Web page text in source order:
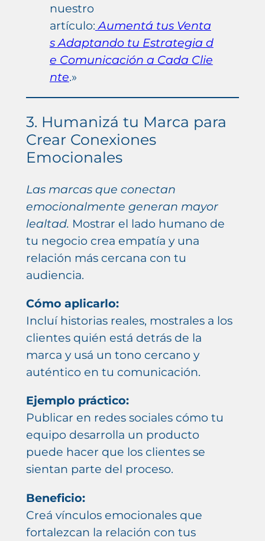
nuestro
artículo: Aumentá tus Venta
s Adaptando tu Estrategia d
e Comunicación a Cada Clie
nte.»
3. Humanizá tu Marca para
Crear Conexiones
Emocionales
Las marcas que conectan
emocionalmente generan mayor
lealtad. Mostrar el lado humano de
tu negocio crea empatía y una
relación más cercana con tu
audiencia.
Cómo aplicarlo:
Incluí historias reales, mostrales a los
clientes quién está detrás de la
marca y usá un tono cercano y
auténtico en tu comunicación.
Ejemplo práctico:
Publicar en redes sociales cómo tu
equipo desarrolla un producto
puede hacer que los clientes se
sientan parte del proceso.
Beneficio:
Creá vínculos emocionales que
fortalezcan la relación con tus